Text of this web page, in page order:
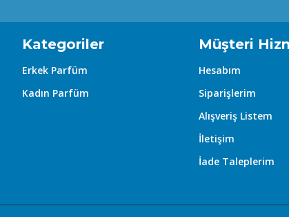
- **Karakter**: Sofistike, sıcak ve davetkâr. Acı
### Genel İzlenim
Pegasus, ilk sıkıldığında bergamotun ferahlığıyla
odunsu-oryantal dokunuşuyla zenginleşir. Bu
- Gourmand ve odunsu kokuları sevenler için
Kategoriler
Erkek Parfüm
Kadın Parfüm
Müşteri
Hesabım
Siparişlerim
Alışveriş Listem
İletişim
İade Taleplerim